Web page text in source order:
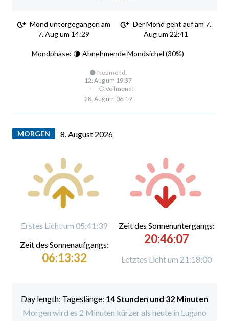
Mond untergegangen am
7. Aug um 14:29
Der Mond geht auf am 7.
Aug um 22:41
Mondphase: 🌘 Abnehmende Mondsichel (30%)
🌑 Neumond:
12. Aug um 19:37
·
🌕 Vollmond:
28. Aug um 06:19
MORGEN 8. August 2026
Erstes Licht um 05:41:39
Zeit des Sonnenaufgangs:
06:13:32
Zeit des Sonnenuntergangs:
20:46:07
Letztes Licht um 21:18:00
Tageslänge: 14 Stunden und 32 Minuten
Morgen wird es 2 Minuten kürzer als heute in Lugano